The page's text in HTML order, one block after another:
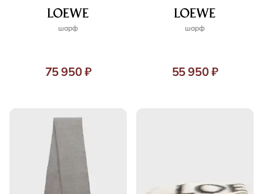
шарф
75 950 ₽
шарф
55 950 ₽